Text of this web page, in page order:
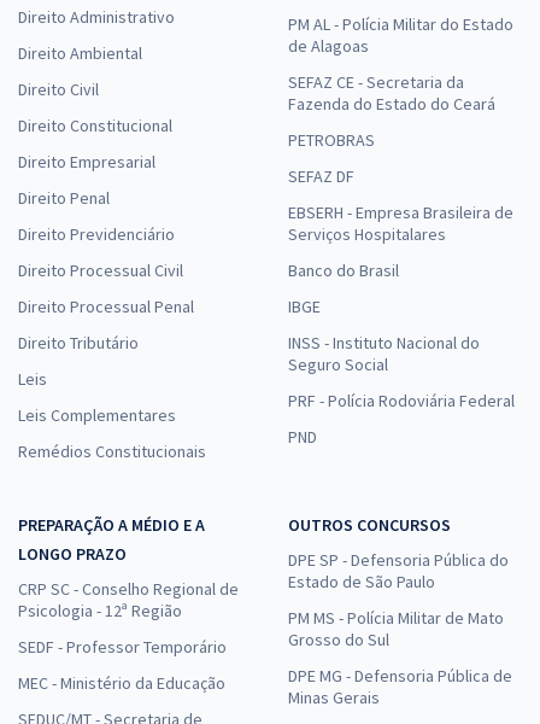
Direito Administrativo
Direito Ambiental
Direito Civil
Direito Constitucional
Direito Empresarial
Direito Penal
Direito Previdenciário
Direito Processual Civil
Direito Processual Penal
Direito Tributário
Leis
Leis Complementares
Remédios Constitucionais
PM AL - Polícia Militar do Estado
de Alagoas
SEFAZ CE - Secretaria da
Fazenda do Estado do Ceará
PETROBRAS
SEFAZ DF
EBSERH - Empresa Brasileira de
Serviços Hospitalares
Banco do Brasil
IBGE
INSS - Instituto Nacional do
Seguro Social
PRF - Polícia Rodoviária Federal
PND
PREPARAÇÃO A MÉDIO E A
LONGO PRAZO
CRP SC - Conselho Regional de
Psicologia - 12ª Região
SEDF - Professor Temporário
MEC - Ministério da Educação
SEDUC/MT - Secretaria de
OUTROS CONCURSOS
DPE SP - Defensoria Pública do
Estado de São Paulo
PM MS - Polícia Militar de Mato
Grosso do Sul
DPE MG - Defensoria Pública de
Minas Gerais